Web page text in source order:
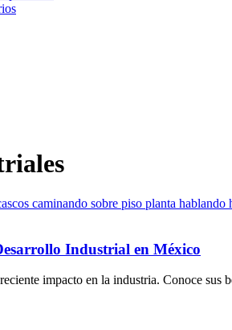
Industrial en México
impacto en la industria. Conoce sus